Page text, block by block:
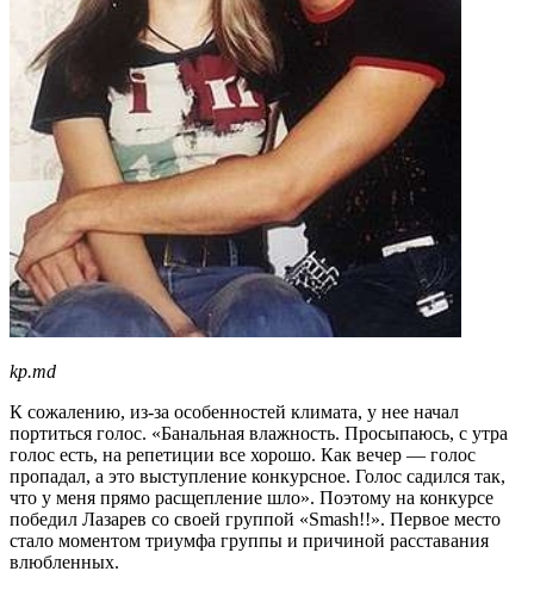
kp.md
К сожалению, из-за особенностей климата, у нее начал
портиться голос. «Банальная влажность. Просыпаюсь, с утра
голос есть, на репетиции все хорошо. Как вечер — голос
пропадал, а это выступление конкурсное. Голос садился так,
что у меня прямо расщепление шло». Поэтому на конкурсе
победил Лазарев со своей группой «Smash!!». Первое место
стало моментом триумфа группы и причиной расставания
влюбленных.